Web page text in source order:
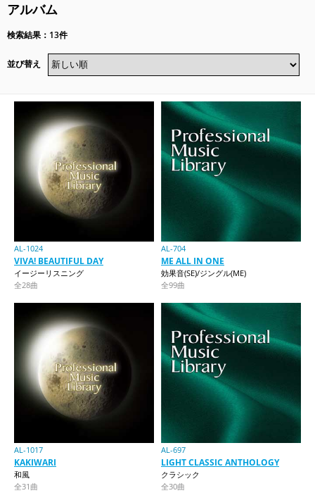
アルバム
検索結果：13件
並び替え
AL-1024
VIVA! BEAUTIFUL DAY
イージーリスニング
全28曲
AL-704
ME ALL IN ONE
効果音(SE)/ジングル(ME)
全99曲
AL-1017
KAKIWARI
和風
全31曲
AL-697
LIGHT CLASSIC ANTHOLOGY
クラシック
全30曲